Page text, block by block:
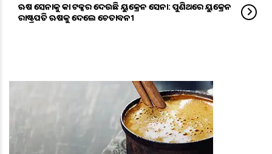
ଋଷ ସେନାକୁ କଡା ଟକ୍କର ଦେଉଛି ୟୁକ୍ରେନ ସେନା: ପୁଣିଥରେ ୟୁକ୍ରେନ
ରାଷ୍ଟ୍ରପତି ଋଷକୁ ଦେଲେ ଚେତାବନୀ